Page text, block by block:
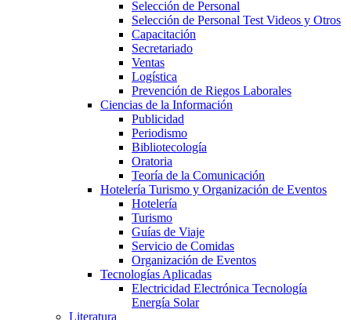
Selección de Personal
Selección de Personal Test Videos y Otros
Capacitación
Secretariado
Ventas
Logística
Prevención de Riegos Laborales
Ciencias de la Información
Publicidad
Periodismo
Bibliotecología
Oratoria
Teoría de la Comunicación
Hotelería Turismo y Organización de Eventos
Hotelería
Turismo
Guías de Viaje
Servicio de Comidas
Organización de Eventos
Tecnologías Aplicadas
Electricidad Electrónica Tecnología
Energía Solar
Literatura